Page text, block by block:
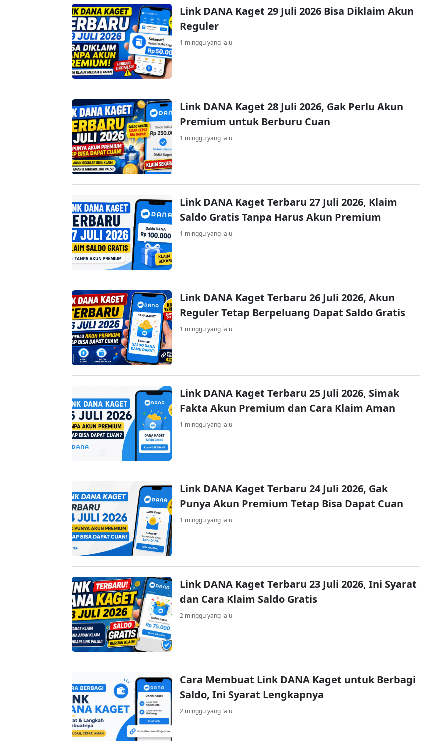
Link DANA Kaget 29 Juli 2026 Bisa Diklaim Akun
Reguler
1 minggu yang lalu
Link DANA Kaget 28 Juli 2026, Gak Perlu Akun
Premium untuk Berburu Cuan
1 minggu yang lalu
Link DANA Kaget Terbaru 27 Juli 2026, Klaim
Saldo Gratis Tanpa Harus Akun Premium
1 minggu yang lalu
Link DANA Kaget Terbaru 26 Juli 2026, Akun
Reguler Tetap Berpeluang Dapat Saldo Gratis
1 minggu yang lalu
Link DANA Kaget Terbaru 25 Juli 2026, Simak
Fakta Akun Premium dan Cara Klaim Aman
1 minggu yang lalu
Link DANA Kaget Terbaru 24 Juli 2026, Gak
Punya Akun Premium Tetap Bisa Dapat Cuan
1 minggu yang lalu
Link DANA Kaget Terbaru 23 Juli 2026, Ini Syarat
dan Cara Klaim Saldo Gratis
2 minggu yang lalu
Cara Membuat Link DANA Kaget untuk Berbagi
Saldo, Ini Syarat Lengkapnya
2 minggu yang lalu